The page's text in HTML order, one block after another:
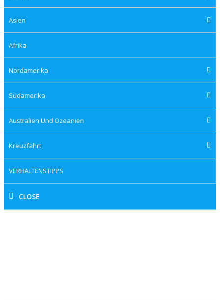
Asien
Afrika
Nordamerika
Südamerika
Australien Und Ozeanien
Kreuzfahrt
VERHALTENSTIPPS
CLOSE